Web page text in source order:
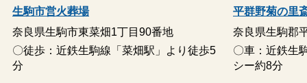
生駒市営火葬場
奈良県生駒市東菜畑1丁目90番地
〇徒歩：近鉄生駒線「菜畑駅」より徒歩5
分
平群野菊の里
奈良県生駒郡
〇車：近鉄生
シー約8分